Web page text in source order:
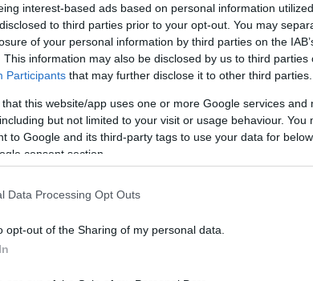
interest-based ads based on personal information
to third parties prior to your opt-out. You may
of your personal information by third parties on the
This information may also be disclosed by us to third parties
Participants that may further disclose it to other third parties.
that this website/app uses one or more Google services and
but not limited to your visit or usage behaviour. You
to Google and its third-party tags to use your data for
consent section.
Data Processing Opt Outs
opt-out of the Sharing of my personal data.
A filmrendező kitért arra, hogy fiatal árva lányként
Közép-Ázsiából visszakerült Moszkvába, ahol
elvégezte a filmakadémiát. Amikor a II. világháború
után Magyarországra küldték, a kommunista párt
Mészáros Márta arról is beszélt, hogy a
magyaroknak rossz a viszonya saját
történelméhez. "Hajlamosak vagyunk hazudni,
beszélünk. A többszörös hazugságleplek
hogy értelmezni tudja és el tudja viselni
vita, hogy a régióban élő többi nép, a
szereztek Magyarországgal szemben. A
az országoknak voltak olyan korszakaik,